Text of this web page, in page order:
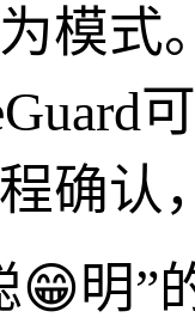
模式
确认
😁明”